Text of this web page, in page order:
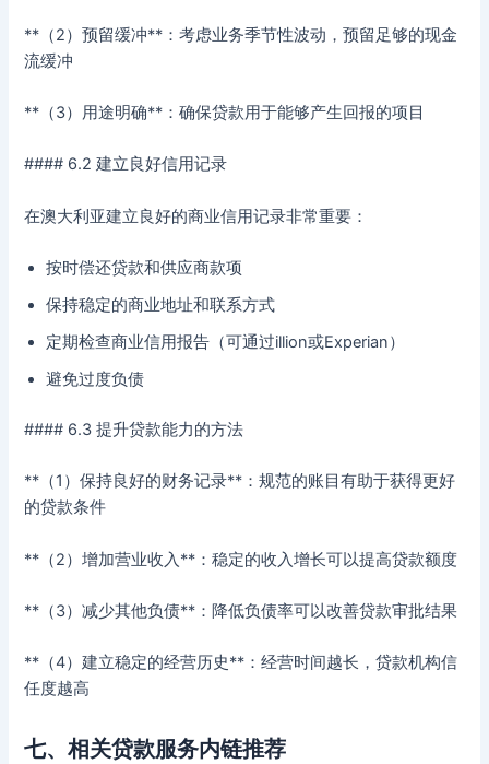
**（2）预留缓冲**：考虑业务季节性波动，预留足够的现金
流缓冲
**（3）用途明确**：确保贷款用于能够产生回报的项目
#### 6.2 建立良好信用记录
在澳大利亚建立良好的商业信用记录非常重要：
按时偿还贷款和供应商款项
保持稳定的商业地址和联系方式
定期检查商业信用报告（可通过illion或Experian）
避免过度负债
#### 6.3 提升贷款能力的方法
**（1）保持良好的财务记录**：规范的账目有助于获得更好
的贷款条件
**（2）增加营业收入**：稳定的收入增长可以提高贷款额度
**（3）减少其他负债**：降低负债率可以改善贷款审批结果
**（4）建立稳定的经营历史**：经营时间越长，贷款机构信
任度越高
七、相关贷款服务内链推荐